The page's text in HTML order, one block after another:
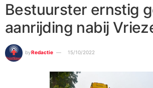
Bestuurster ernstig
aanrijding nabij
byRedactie 15/10/2022